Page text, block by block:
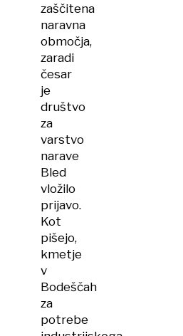
zaščitena
naravna
območja,
zaradi
česar
je
društvo
za
varstvo
narave
Bled
vložilo
prijavo.
Kot
pišejo,
kmetje
v
Bodeščah
za
potrebe